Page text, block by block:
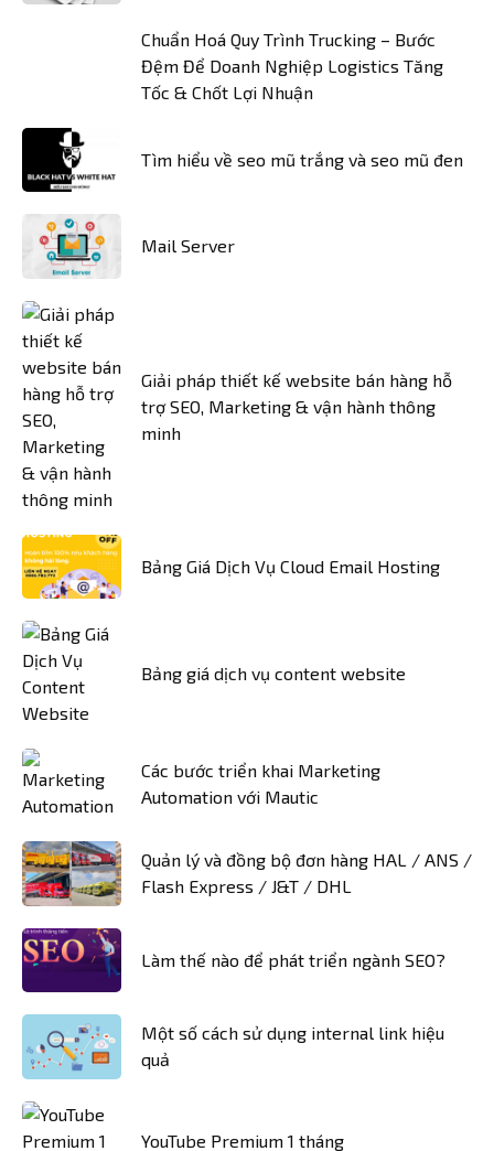
Chuẩn Hoá Quy Trình Trucking – Bước
Đệm Để Doanh Nghiệp Logistics Tăng
Tốc & Chốt Lợi Nhuận
Tìm hiểu về seo mũ trắng và seo mũ đen
Mail Server
Giải pháp thiết kế website bán hàng hỗ
trợ SEO, Marketing & vận hành thông
minh
Bảng Giá Dịch Vụ Cloud Email Hosting
Bảng giá dịch vụ content website
Các bước triển khai Marketing
Automation với Mautic
Quản lý và đồng bộ đơn hàng HAL / ANS /
Flash Express / J&T / DHL
Làm thế nào để phát triển ngành SEO?
Một số cách sử dụng internal link hiệu
quả
YouTube Premium 1 tháng